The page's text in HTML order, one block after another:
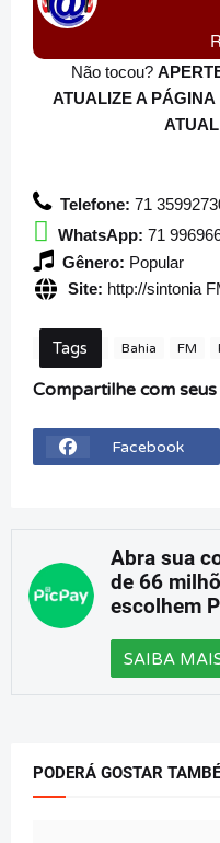
Não tocou?
ATUALIZE A PÁGINA
Telefone: 71
WhatsApp: 71
Gênero: Popular
Site: http://sintonia
Tags Bahia FM
Compartilhe com
Facebook
Abra sua
de 66
escolhem
SAIBA
PODERÁ GOSTAR